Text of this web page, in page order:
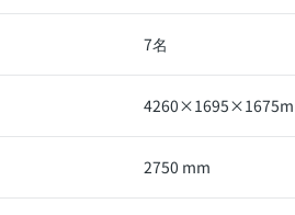
7名
2750 mm